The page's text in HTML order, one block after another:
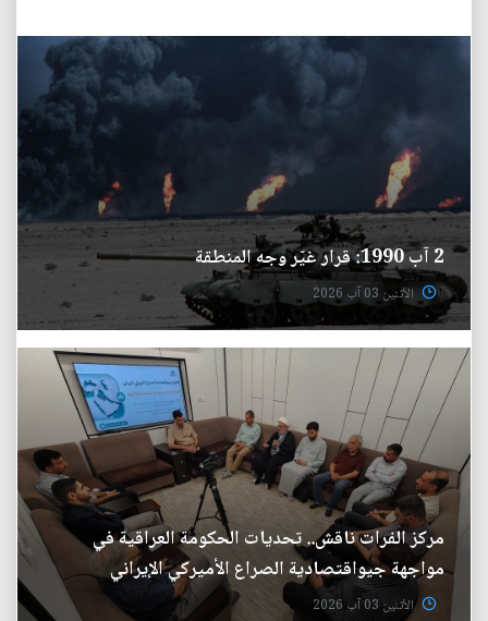
2 آب 1990: قرار غيّر وجه المنطقة
الأثنين 03 آب 2026
مركز الفرات ناقش.. تحديات الحكومة العراقية في
مواجهة جيواقتصادية الصراع الأميركي الإيراني
الأثنين 03 آب 2026